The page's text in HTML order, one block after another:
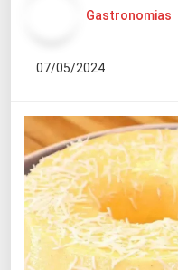
Gastronomias
07/05/2024